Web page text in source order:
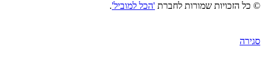
© כל הזכויות שמורות לחברת 'הכל למוביל'.
סגירה